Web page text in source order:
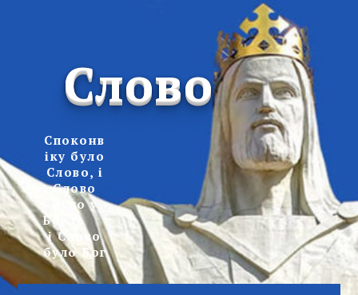
Слово
Споконв
іку було
Слово, і
Слово
було у
Бога,
і Слово
було Бог